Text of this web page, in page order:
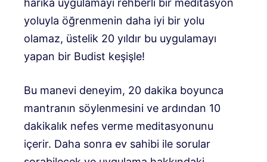
harika uygulamayı rehberli bir meditasyon
yoluyla öğrenmenin daha iyi bir yolu
olamaz, üstelik 20 yıldır bu uygulamayı
yapan bir Budist keşişle!
Bu manevi deneyim, 20 dakika boyunca
mantranın söylenmesini ve ardından 10
dakikalık nefes verme meditasyonunu
içerir. Daha sonra ev sahibi ile sorular